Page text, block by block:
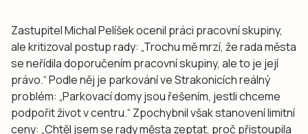
Zastupitel Michal Pelíšek ocenil práci pracovní skupiny,
ale kritizoval postup rady: „Trochu mě mrzí, že rada města
se neřídila doporučením pracovní skupiny, ale to je její
právo.“ Podle něj je parkování ve Strakonicích reálný
problém: „Parkovací domy jsou řešením, jestli chceme
podpořit život v centru.“ Zpochybnil však stanovení limitní
ceny: „Chtěl jsem se rady města zeptat, proč přistoupila